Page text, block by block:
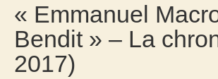
« Emmanuel
Bendit » – La
2017)